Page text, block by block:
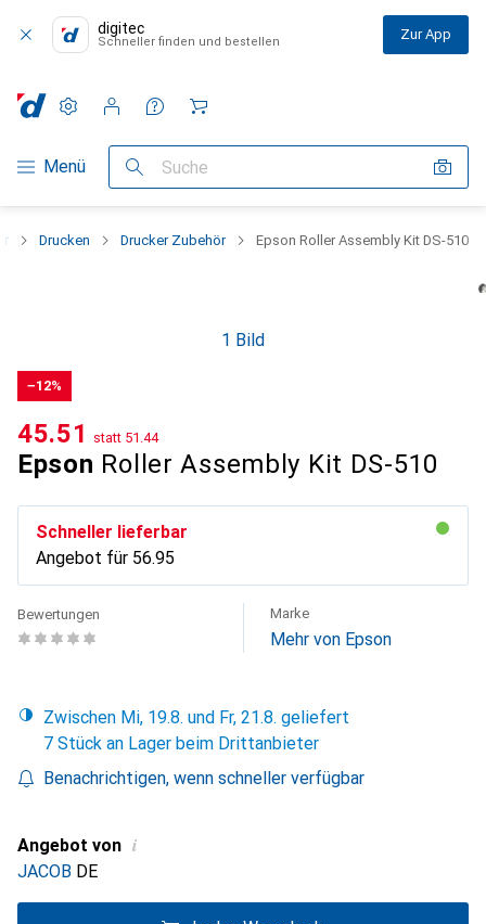
digitec
Schneller finden und bestellen Zur App
Navigation nach Kategorien
Menü Suche
Einstellungen
Kundenkonto
Vergleichslisten
Merklisten
Warenkorb
Drucken Drucker Zubehör Epson Roller Assembly Kit DS-510
1 Bild
−12%
Epson Roller Assembly Kit DS-510
CHF
45.51 statt CHF
51.44
Schneller lieferbar
Angebot für CHF
56.95
Bewertungen Marke
Mehr von Epson
Zwischen Mi, 19.8. und Fr, 21.8. geliefert
7 Stück an Lager beim Drittanbieter
Benachrichtigen, wenn schneller verfügbar
Angebot von i
JACOB DE